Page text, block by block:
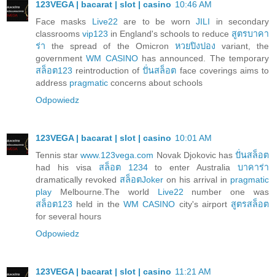
123VEGA | bacarat | slot | casino 10:46 AM
Face masks Live22 are to be wornJILI in secondary
classrooms vip123 in England's schools to reduce สูตรบาคา
ร่า the spread of the Omicron หวยปิงปอง variant, the
governmentWM CASINOhas announced. The temporary
สล็อต123 reintroduction ofปั่นสล็อต face coverings aims to
address pragmatic concerns about schools
Odpowiedz
123VEGA | bacarat | slot | casino 10:01 AM
Tennis starwww.123vega.com Novak Djokovic hasปั่นสล็อต
had his visa สล็อต 1234to enter Australia บาคาร่า
dramatically revoked สล็อตJoker on his arrival in pragmatic
play Melbourne.The world Live22 number one was
สล็อต123 held in the WM CASINO city's airport สูตรสล็อต
for several hours
Odpowiedz
123VEGA | bacarat | slot | casino 11:21 AM